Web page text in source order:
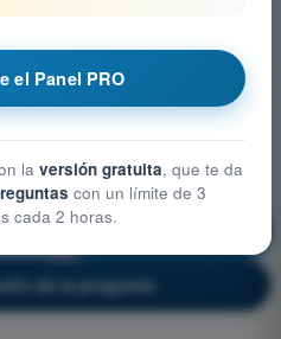
¡Entrenamiento!
de la pregunta
el Panel PRO
la versión gratuita, que te da
con un límite de 3
cada 2 horas.